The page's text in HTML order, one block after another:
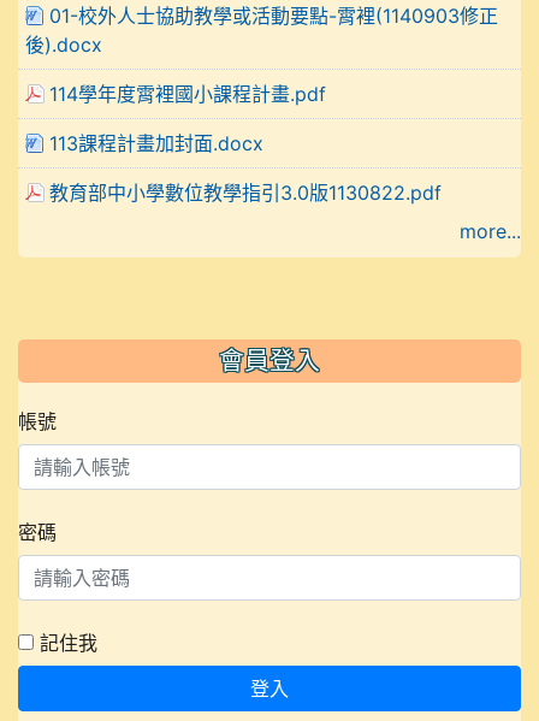
01-校外人士協助教學或活動要點-霄裡(1140903修正
後).docx
114學年度霄裡國小課程計畫.pdf
113課程計畫加封面.docx
教育部中小學數位教學指引3.0版1130822.pdf
more...
會員登入
帳號
密碼
記住我
登入